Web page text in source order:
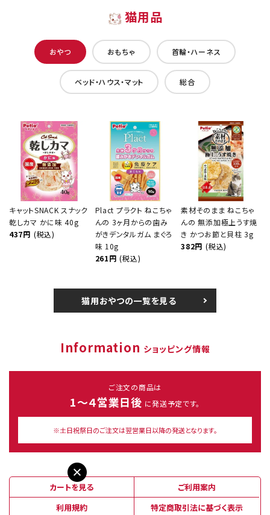
猫用品
おやつ おもちゃ 首輪・ハーネス
ベッド・ハウス・マット 総合
キャットSNACK スナック
乾しカマ かに味 40g
437円 (税込)
Plact プラクト ねこちゃ
んの 3ヶ月からの歯み
がきデンタルガム まぐろ
味 10g
261円 (税込)
素材そのまま ねこちゃ
んの 無添加極上うす焼
き かつお節と貝柱 3g
382円 (税込)
猫用おやつの一覧を見る
Information ショッピング情報
ご注文の商品は
1～４営業日後 に発送予定です。
※土日祝祭日のご注文は翌営業日以降の発送となります。
カートを見る
ご利用案内
利用規約
特定商取引法に基づく表示